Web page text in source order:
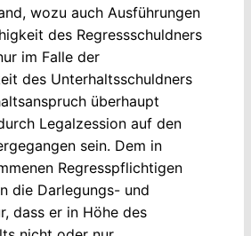
wozu auch Ausführungen
des Regressschuldners
im Falle der
des Unterhaltsschuldners
überhaupt
Legalzession auf den
sein. Dem in
Regresspflichtigen
die Darlegungs- und
dass er in Höhe des